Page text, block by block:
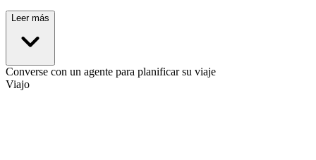
Leer más
Converse con un agente para planificar su viaje
Viajo